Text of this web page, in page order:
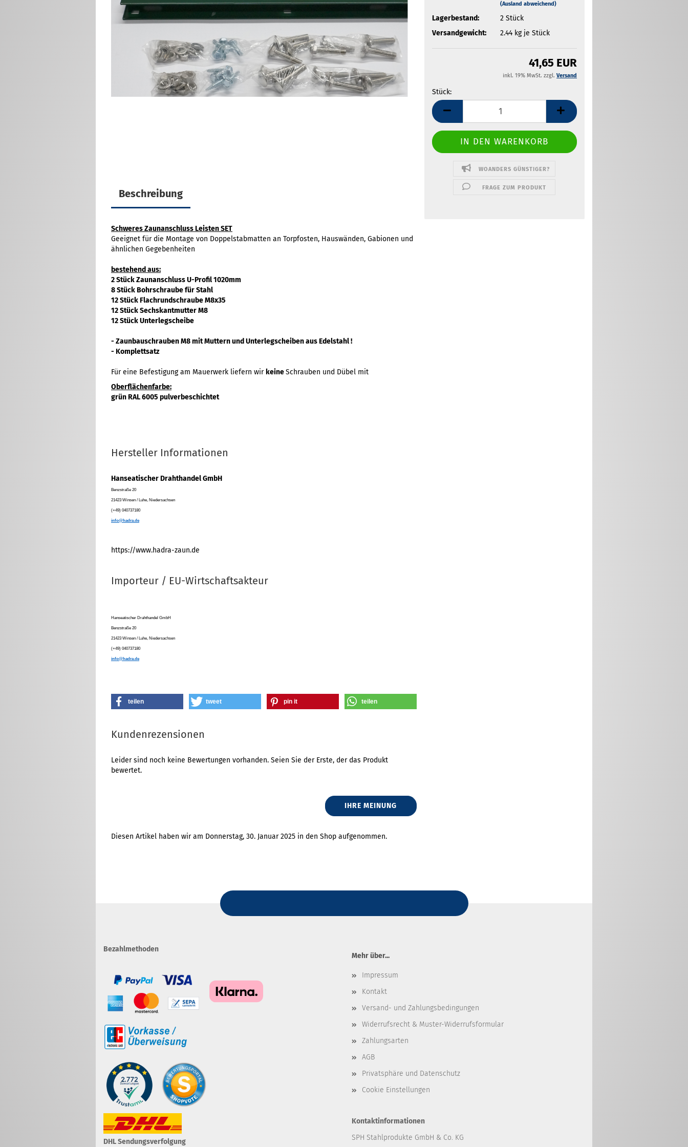
Eckverbinder für
Doppelstabmatten
Doppelstabmatten
Zaunanschlußleisten Sets
U-Verbinder für
Doppelstabmatten
Innensechskantschlüssel / Bit
(Ausland abweichend)
Lagerbestand: 2 Stück
Versandgewicht:
2.44kg je Stück
41,65 EUR
inkl. 19% MwSt. zzgl. Versand
Stück:
Stück
WOANDERS GÜNSTIGER?
FRAGE ZUM PRODUKT
Beschreibung
Schweres Zaunanschluss Leisten SET
Geeignet für die Montage von Doppelstabmatten an Torpfosten, Hauswänden, Gabionen und
ähnlichen Gegebenheiten
bestehend aus:
2 Stück Zaunanschluss U-Profil 1020mm
8 Stück Bohrschraube für Stahl
12 Stück Flachrundschraube M8x35
12 Stück Sechskantmutter M8
12 Stück Unterlegscheibe
- Zaunbauschrauben M8 mit Muttern und Unterlegscheiben aus Edelstahl !
- Komplettsatz
Für eine Befestigung am Mauerwerk liefern wir keineSchrauben und Dübel mit
Oberflächenfarbe:
grün RAL 6005 pulverbeschichtet
Hersteller Informationen
Hanseatischer Drahthandel GmbH
Benzstraße 20
21423 Winsen / Luhe, Niedersachsen
(+49) 040737180
info@hadra.de
https://www.hadra-zaun.de
Importeur / EU-Wirtschaftsakteur
Hanseatischer Drahthandel GmbH
Benzstraße 20
21423 Winsen / Luhe, Niedersachsen
(+49) 040737180
info@hadra.de
teilen tweet pin it teilen
Kundenrezensionen
Leider sind noch keine Bewertungen vorhanden. Seien Sie der Erste, der das Produkt
bewertet.
IHRE MEINUNG
Diesen Artikel haben wir am Donnerstag, 30. Januar 2025 in den Shop aufgenommen.
Bezahlmethoden
Mehr über...
Impressum
Kontakt
Versand- und Zahlungsbedingungen
Widerrufsrecht & Muster-Widerrufsformular
Zahlungsarten
AGB
Privatsphäre und Datenschutz
Cookie Einstellungen
DHL Sendungsverfolgung
Kontaktinformationen
SPH Stahlprodukte GmbH & Co. KG